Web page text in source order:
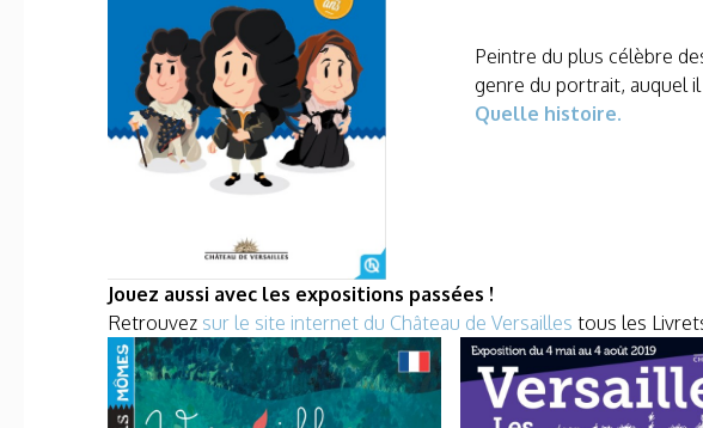
Peintre du plus célèbre
genre du portrait, auquel
Quelle histoire.
Jouez aussi avec les expositions passées !
Retrouvez sur le site internet du Château de Versailles tous les